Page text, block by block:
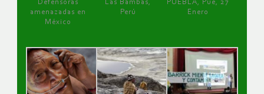
Defensoras
amenazadas en
México
Las Bambas,
Perú
PUEBLA, Pue, 27
Enero